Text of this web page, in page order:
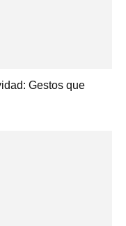
Gestos que